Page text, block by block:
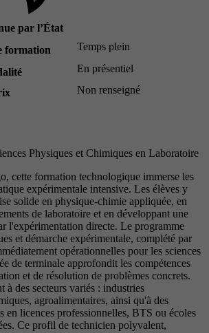
par l’État
formation Temps plein
En présentiel
Non renseigné
Physiques et Chimiques en Laboratoire
cette formation technologique immerse les
expérimentale intensive. Les élèves y
solide en physique-chimie appliquée, en
de laboratoire et en développant une
l'expérimentation directe. Le programme
et démarche expérimentale, complété par
opérationnelles pour les sciences
de terminale approfondit les compétences
et de résolution de problèmes concrets.
à des secteurs variés : industries
agroalimentaires, ainsi qu'à des
en licences professionnelles, BTS ou écoles
Ce profil de technicien polyvalent,